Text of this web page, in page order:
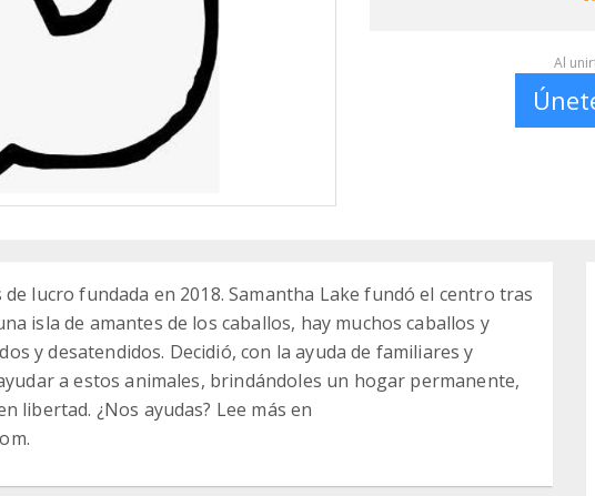
Al
lucro fundada en 2018. Samantha Lake fundó el centro tras
isla de amantes de los caballos, hay muchos caballos y
y desatendidos. Decidió, con la ayuda de familiares y
a estos animales, brindándoles un hogar permanente,
libertad. ¿Nos ayudas? Lee más en